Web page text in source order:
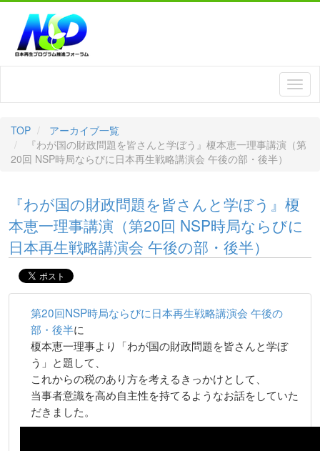
TOP
アーカイブ一覧
『わが国の財政問題を皆さんと学ぼう』榎本恵一理事講演（第
20回 NSP時局ならびに日本再生戦略講演会 午後の部・後半）
『わが国の財政問題を皆さんと学ぼう』榎
本恵一理事講演（第20回 NSP時局ならびに
日本再生戦略講演会 午後の部・後半）
第20回NSP時局ならびに日本再生戦略講演会 午後の
部・後半に
榎本恵一理事より「わが国の財政問題を皆さんと学ぼ
う」と題して、
これからの税のあり方を考えるきっかけとして、
当事者意識を高め自主性を持てるようなお話をしていた
だきました。